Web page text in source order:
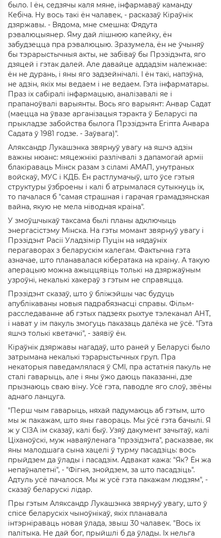
было. І ён, седзячы каля мяне, інфармаваў каманду
Кебіча. Ну вось такі ён чалавек, - расказаў Кіраўнік
дзяржавы. - Вядома, мне смешна: Фядута
рэвалюцыянер. Яму дай лішнюю капейку, ён
забудзецца пра рэвалюцыю. Зразумела, ён не ўчыняў
бы тэрарыстычныя акты, не забіваў бы Прэзідэнта, яго
дзяцей і гэтак далей. Але давайце аддадзім належнае:
ён не дурань, і яны яго задзейнічалі. І ён такі, напэўна,
не адзін, якіх мы ведаем і не ведаем. Гэта інфарматары.
Праз іх сабіралі інфармацыю, аналізавалі яе і
прапаноўвалі варыянты. Вось яго варыянт: Анвар Садат
(маецца на ўвазе арганізацыя тэракта ў Беларусі па
прыкладзе забойства былога Прэзідэнта Егіпта Анвара
Садата ў 1981 годзе. - Заўвага)".
Аляксандр Лукашэнка звярнуў увагу на яшчэ адзін
важны нюанс: мяцежнікі разлічвалі з дапамогай арміі
блакіраваць Мінск разам з сіламі АМАП, унутраных
войскаў, МУС і КДБ. Ён растлумачыў, што ўсе гэтыя
структуры ўзброены і калі б атрымалася сутыкнуць іх,
то пачалася б "самая страшная і гарачая грамадзянская
вайна, якую не мела ніводная краіна".
У змоўшчыкаў таксама былі планы адключыць
энергасістэму Мінска. На гэты момант звярнуў увагу і
Прэзідэнт Расіі Уладзімір Пуцін на нядаўніх
перагаворах з беларускім калегам. Фактычна гэта
азначае, што планавалася кібератака на краіну. А такую
аперацыю можна ажыццявіць толькі на дзяржаўным
узроўні, некалькі хакераў з гэтым не справяцца.
Прэзідэнт сказаў, што ў бліжэйшы час будуць
апублікаваны новыя падрабязнасці справы. Фільм-
расследаванне аб гэтых падзеях рыхтуе тэлеканал АНТ,
і нават у ім пакуль змогуць паказаць далёка не ўсё. "Гэта
яшчэ толькі кветачкі", - заявіў ён.
Кіраўнік дзяржавы нагадаў, што раней у Беларусі было
затрымана некалькі тэрарыстычных груп. Пра
некаторыя паведамлялася ў СМІ, пра астатнія пакуль не
сталі гаварыць, але і яны ўжо даюць паказанні, дзе
прызнаюць сваю віну. Усё гэта, паводле яго слоў, звёны
аднаго ланцуга.
"Перш чым гаварыць, няхай падумаюць аб гэтым, што
мы ж пакажам, што яны гавораць. Мы ўсё гэта бачылі. Я
ж у СІЗА ім сказаў, калі быў. Узяў дакумент зачытаў, калі
Ціханоўскі, муж наваяўленага "прэзідэнта", расказвае, як
яны малодшага сына хацелі ў турму пасадзіць: вось
прыйдзем да ўлады і пасадзім. Адвакат кажа: "Як? Ён жа
непаўналетні", - "Фігня, знойдзем, за што пасадзіць".
Адтуль усё пачалося. Мы ж усё гэта пакажам людзям", -
сказаў беларускі лідар.
Пры гэтым Аляксандр Лукашэнка звярнуў увагу, што ў
спісе беларускіх чыноўнікаў, якіх планавала
інтэрніраваць новая ўлада, звыш 30 чалавек. "Вось іх
палітыка. Не дай бог, прыйшлі б да ўлады. Іх нельга